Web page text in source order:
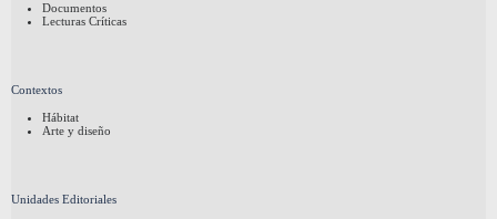
Documentos
Lecturas Críticas
Contextos
Hábitat
Arte y diseño
Unidades Editoriales